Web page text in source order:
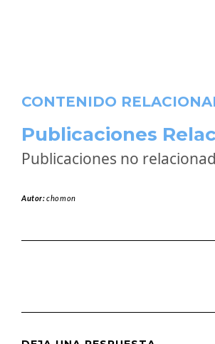
CONTENIDO
Publicaciones
Publicaciones no
Autor:chomon